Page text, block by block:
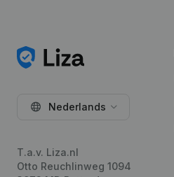
Nederlands
T.a.v. Liza.nl
Otto Reuchlinweg 1094